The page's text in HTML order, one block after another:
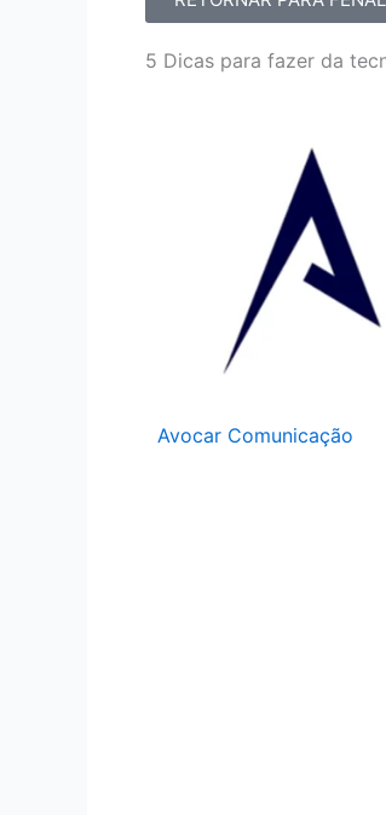
5 Dicas para fazer da
Avocar Comunicação